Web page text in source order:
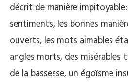
décrit de manière
sentiments, les bonnes
ouverts, les mots aimables
angles morts, des misérables
de la bassesse, un égoïsme